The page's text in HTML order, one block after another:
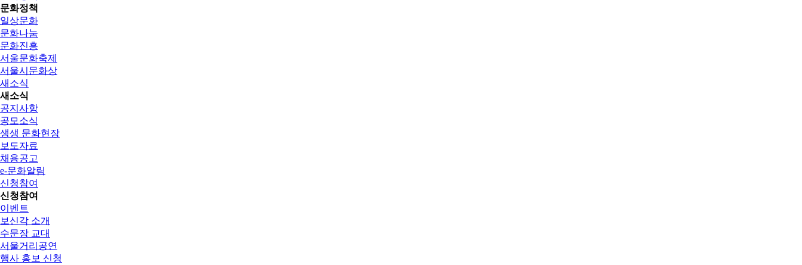
문화정책
일상문화
문화나눔
문화진흥
서울문화축제
서울시문화상
새소식
새소식
공지사항
공모소식
생생 문화현장
보도자료
채용공고
e-문화알림
신청참여
신청참여
이벤트
보신각 소개
수문장 교대
서울거리공연
행사 홍보 신청